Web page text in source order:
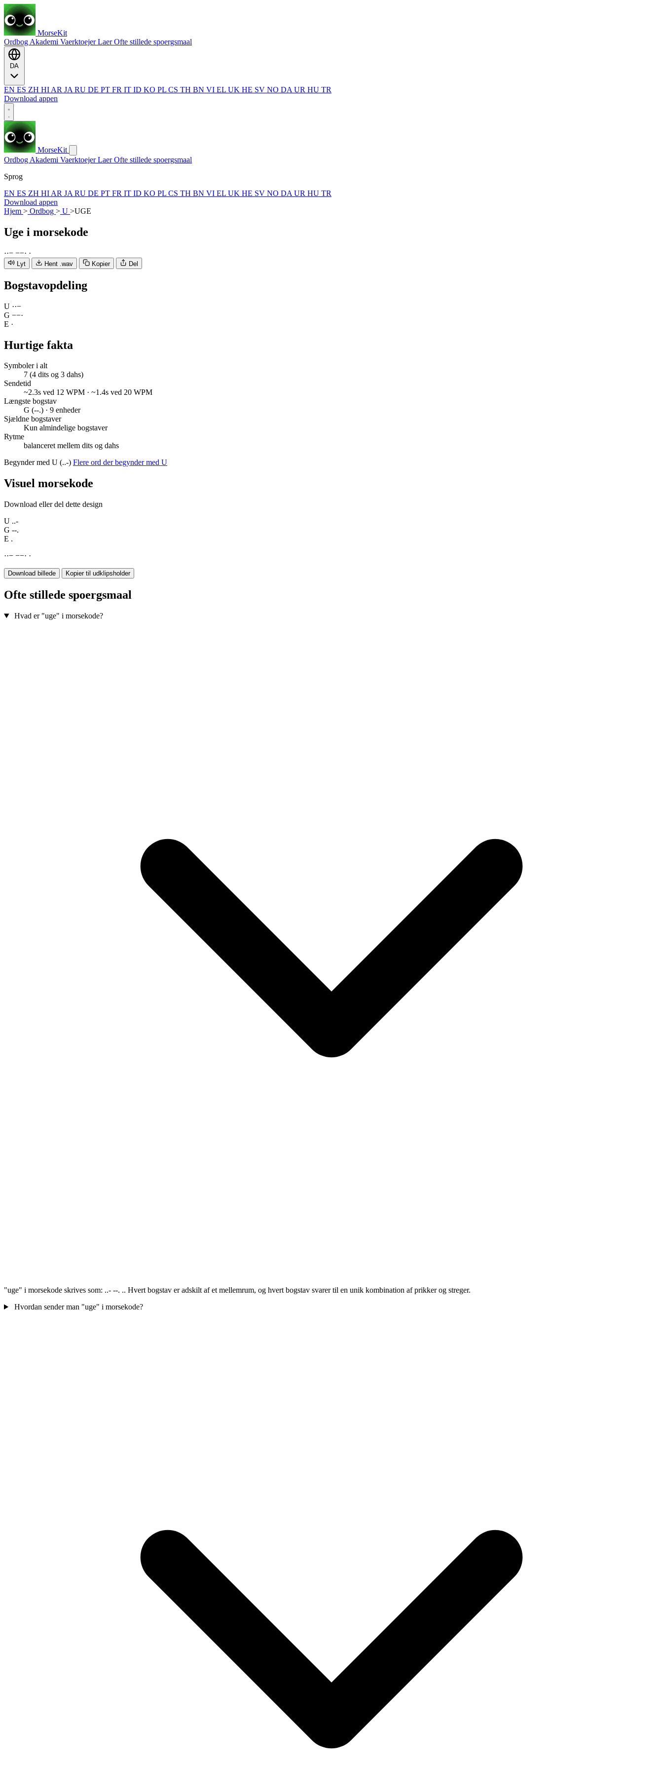
MorseKit
Ordbog Akademi VaerktoejerLaerOfte stillede spoergsmaal
EN ES ZH HI AR JA RU DE PT FR IT ID KO PL CS TH BN VI EL UK HE SV NO DA UR HU TR
Download appen
MorseKit
Ordbog Akademi VaerktoejerLaerOfte stillede spoergsmaal
Sprog
EN ES ZH HI AR JA RU DE PT FR IT ID KO PL CS TH BN VI EL UK HE SV NO DA UR HU TR
Download appen
Hjem > Ordbog > U >UGE
Uge i morsekode
··− −−· ·
Lyt Hent .wav Kopier Del
Bogstavopdeling
U ··−
G −−·
E ·
Hurtige fakta
Symboler i alt
7 (4 dits og 3 dahs)
Sendetid
~2.3s ved 12 WPM · ~1.4s ved 20 WPM
Længste bogstav
G (--.) · 9 enheder
Sjældne bogstaver
Kun almindelige bogstaver
Rytme
balanceret mellem dits og dahs
Begynder med U (..-) Flere ord der begynder med U
Visuel morsekode
Download eller del dette design
U ..-
G --.
E .
··− −−· ·
Download billede Kopier til udklipsholder
Ofte stillede spoergsmaal
Hvad er "uge" i morsekode?
"uge" i morsekode skrives som: ..- --. .. Hvert bogstav er adskilt af et mellemrum, og hvert bogstav svarer til en unik kombination af prikker og streger.
Hvordan sender man "uge" i morsekode?